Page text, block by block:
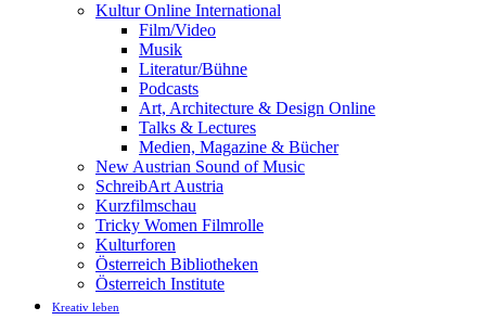
Kultur Online International
Film/Video
Musik
Literatur/Bühne
Podcasts
Art, Architecture & Design Online
Talks & Lectures
Medien, Magazine & Bücher
New Austrian Sound of Music
SchreibArt Austria
Kurzfilmschau
Tricky Women Filmrolle
Kulturforen
Österreich Bibliotheken
Österreich Institute
Kreativ leben